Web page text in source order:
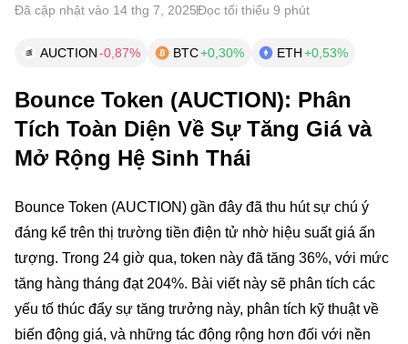
Đã cập nhật vào 14 thg 7, 2025Đọc tối thiểu 9 phút
AUCTION-0,87% BTC+0,30% ETH+0,53%
Bounce Token (AUCTION): Phân
Tích Toàn Diện Về Sự Tăng Giá và
Mở Rộng Hệ Sinh Thái
Bounce Token (AUCTION) gần đây đã thu hút sự chú ý
đáng kể trên thị trường tiền điện tử nhờ hiệu suất giá ấn
tượng. Trong 24 giờ qua, token này đã tăng 36%, với mức
tăng hàng tháng đạt 204%. Bài viết này sẽ phân tích các
yếu tố thúc đẩy sự tăng trưởng này, phân tích kỹ thuật về
biến động giá, và những tác động rộng hơn đối với nền